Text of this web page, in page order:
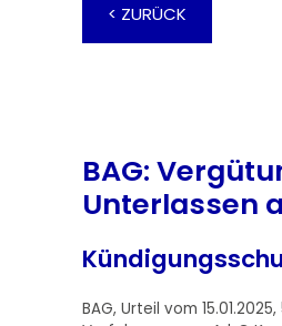
< ZURÜCK
BAG:
Unterlassen
BAG, Urteil vom 15.01.2025,